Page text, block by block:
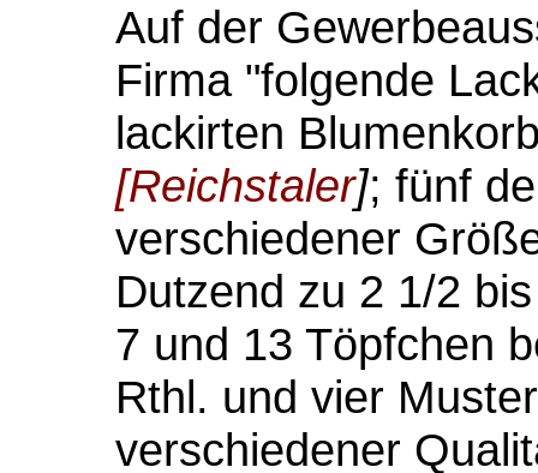
Auf der
Firma "folgende
lackirten
[Reichstaler]; fünf
verschiedener
Dutzend zu 2 1/2
7 und 13 Töpfchen
Rthl. und vier
verschiedener